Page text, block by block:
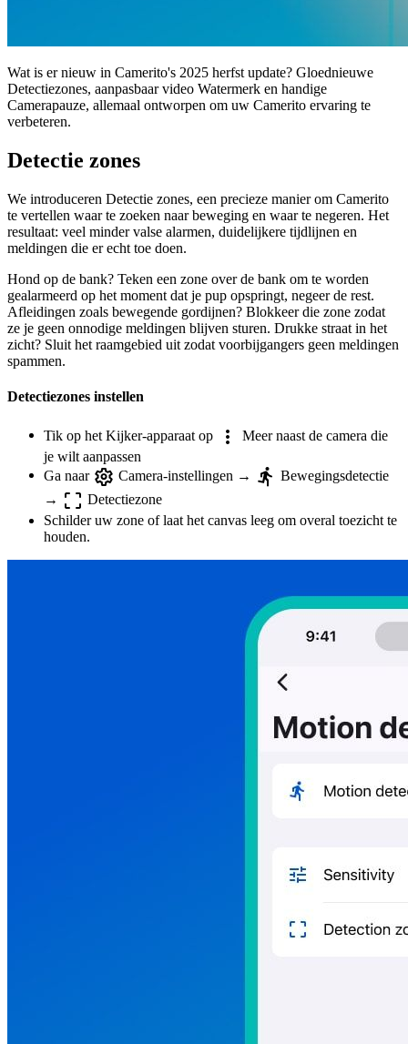
Wat is er nieuw in Camerito's 2025 herfst update? Gloednieuwe
Detectiezones, aanpasbaar video Watermerk en handige
Camerapauze, allemaal ontworpen om uw Camerito ervaring te
verbeteren.
Detectie zones
We introduceren Detectie zones, een precieze manier om Camerito
te vertellen waar te zoeken naar beweging en waar te negeren. Het
resultaat: veel minder valse alarmen, duidelijkere tijdlijnen en
meldingen die er echt toe doen.
Hond op de bank? Teken een zone over de bank om te worden
gealarmeerd op het moment dat je pup opspringt, negeer de rest.
Afleidingen zoals bewegende gordijnen? Blokkeer die zone zodat
ze je geen onnodige meldingen blijven sturen. Drukke straat in het
zicht? Sluit het raamgebied uit zodat voorbijgangers geen meldingen
spammen.
Detectiezones instellen
Tik op het Kijker-apparaat op
Meer naast de camera die
je wilt aanpassen
Ga naar
Camera-instellingen →
Bewegingsdetectie
→
Detectiezone
Schilder uw zone of laat het canvas leeg om overal toezicht te
houden.